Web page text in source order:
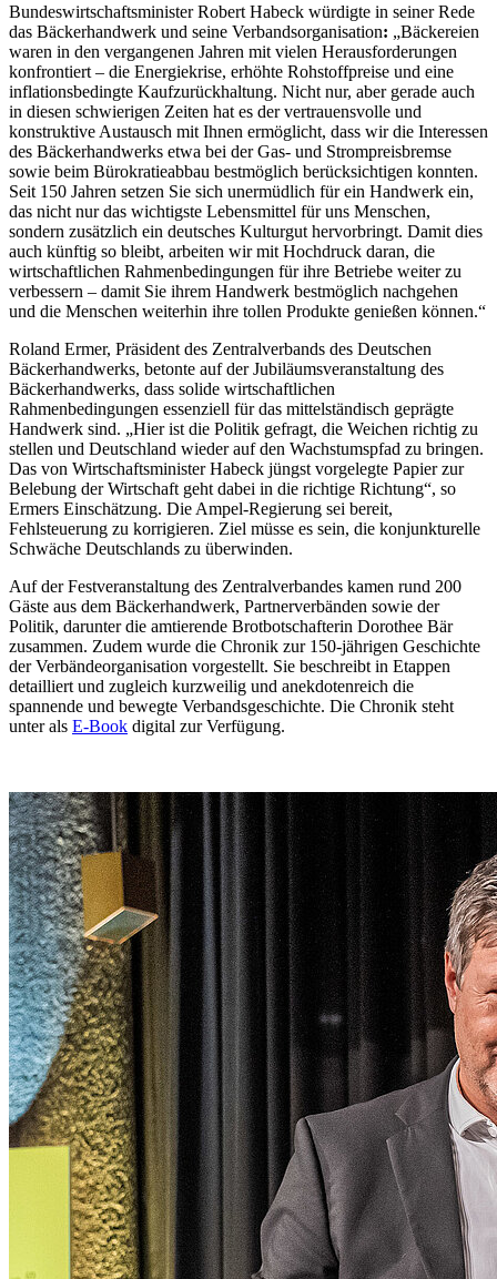
Bundeswirtschaftsminister Robert Habeck würdigte in seiner Rede
das Bäckerhandwerk und seine Verbandsorganisation: „Bäckereien
waren in den vergangenen Jahren mit vielen Herausforderungen
konfrontiert – die Energiekrise, erhöhte Rohstoffpreise und eine
inflationsbedingte Kaufzurückhaltung. Nicht nur, aber gerade auch
in diesen schwierigen Zeiten hat es der vertrauensvolle und
konstruktive Austausch mit Ihnen ermöglicht, dass wir die Interessen
des Bäckerhandwerks etwa bei der Gas- und Strompreisbremse
sowie beim Bürokratieabbau bestmöglich berücksichtigen konnten.
Seit 150 Jahren setzen Sie sich unermüdlich für ein Handwerk ein,
das nicht nur das wichtigste Lebensmittel für uns Menschen,
sondern zusätzlich ein deutsches Kulturgut hervorbringt. Damit dies
auch künftig so bleibt, arbeiten wir mit Hochdruck daran, die
wirtschaftlichen Rahmenbedingungen für ihre Betriebe weiter zu
verbessern – damit Sie ihrem Handwerk bestmöglich nachgehen
und die Menschen weiterhin ihre tollen Produkte genießen können.“
Roland Ermer, Präsident des Zentralverbands des Deutschen
Bäckerhandwerks, betonte auf der Jubiläumsveranstaltung des
Bäckerhandwerks, dass solide wirtschaftlichen
Rahmenbedingungen essenziell für das mittelständisch geprägte
Handwerk sind. „Hier ist die Politik gefragt, die Weichen richtig zu
stellen und Deutschland wieder auf den Wachstumspfad zu bringen.
Das von Wirtschaftsminister Habeck jüngst vorgelegte Papier zur
Belebung der Wirtschaft geht dabei in die richtige Richtung“, so
Ermers Einschätzung. Die Ampel-Regierung sei bereit,
Fehlsteuerung zu korrigieren. Ziel müsse es sein, die konjunkturelle
Schwäche Deutschlands zu überwinden.
Auf der Festveranstaltung des Zentralverbandes kamen rund 200
Gäste aus dem Bäckerhandwerk, Partnerverbänden sowie der
Politik, darunter die amtierende Brotbotschafterin Dorothee Bär
zusammen. Zudem wurde die Chronik zur 150-jährigen Geschichte
der Verbändeorganisation vorgestellt. Sie beschreibt in Etappen
detailliert und zugleich kurzweilig und anekdotenreich die
spannende und bewegte Verbandsgeschichte. Die Chronik steht
unter als E-Book digital zur Verfügung.